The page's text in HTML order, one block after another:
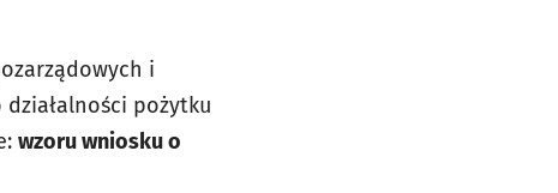
i
pożytku
wzoru wniosku o